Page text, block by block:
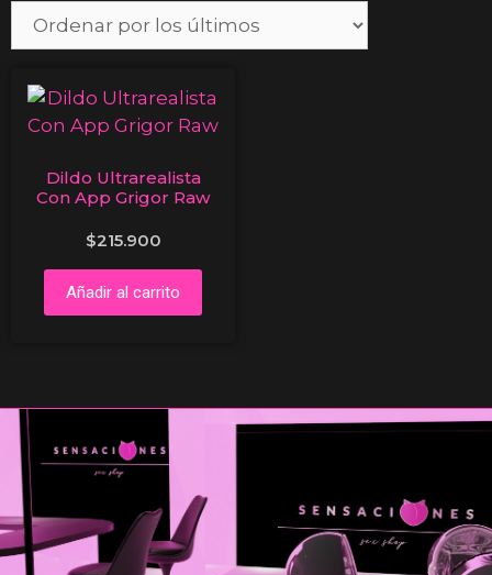
Dildo Ultrarealista
Con App Grigor Raw
$215.900
Añadir al carrito